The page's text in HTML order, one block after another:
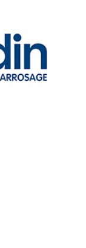
piscine, spa et
toulousains.
des semences
leur potentiel